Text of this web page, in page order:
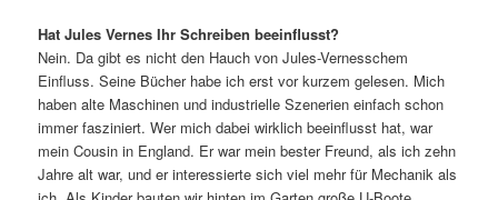
Hat Jules Vernes Ihr Schreiben beeinflusst?
Nein. Da gibt es nicht den Hauch von Jules-Vernesschem
Einfluss. Seine Bücher habe ich erst vor kurzem gelesen. Mich
haben alte Maschinen und industrielle Szenerien einfach schon
immer fasziniert. Wer mich dabei wirklich beeinflusst hat, war
mein Cousin in England. Er war mein bester Freund, als ich zehn
Jahre alt war, und er interessierte sich viel mehr für Mechanik als